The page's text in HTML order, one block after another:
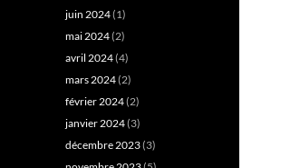
juin 2024(1)
mai 2024(2)
avril 2024(4)
mars 2024(2)
février 2024(2)
janvier 2024(3)
décembre 2023(3)